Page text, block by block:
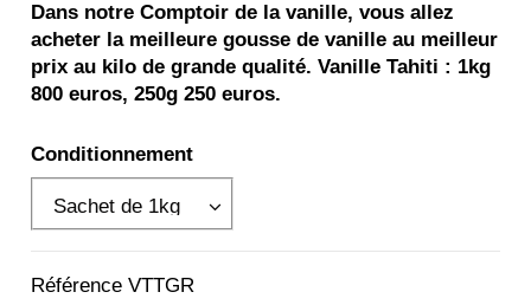
Dans notre Comptoir de la vanille, vous allez
acheter la meilleure gousse de vanille au meilleur
prix au kilo de grande qualité. Vanille Tahiti : 1kg
800 euros, 250g 250 euros.
Conditionnement
Référence VTTGR